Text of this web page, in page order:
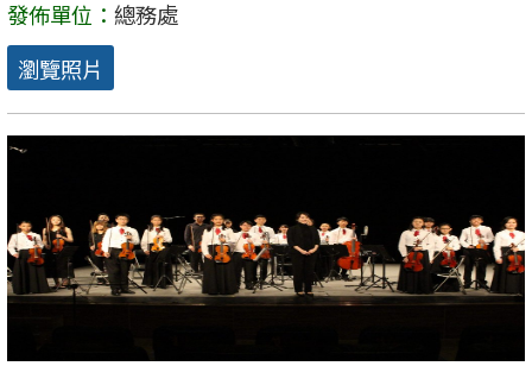
發佈單位： 總務處
瀏覽照片